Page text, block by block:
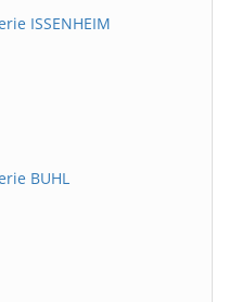
ISSENHEIM
BUHL